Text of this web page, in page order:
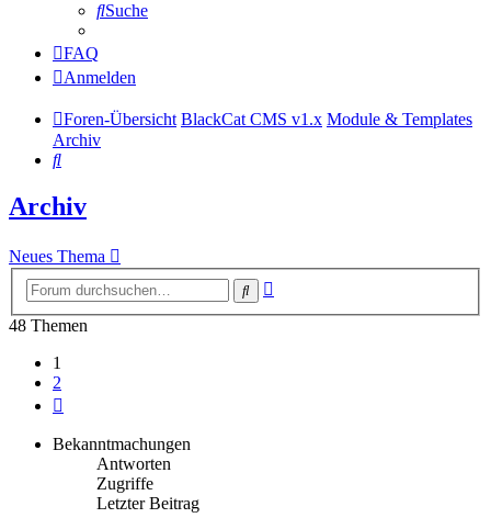
Suche
FAQ
Anmelden
Foren-Übersicht BlackCat CMS v1.x Module & Templates
Archiv
Suche
Archiv
Neues Thema
Suche
48 Themen
1
2
Bekanntmachungen
Antworten
Zugriffe
Letzter Beitrag